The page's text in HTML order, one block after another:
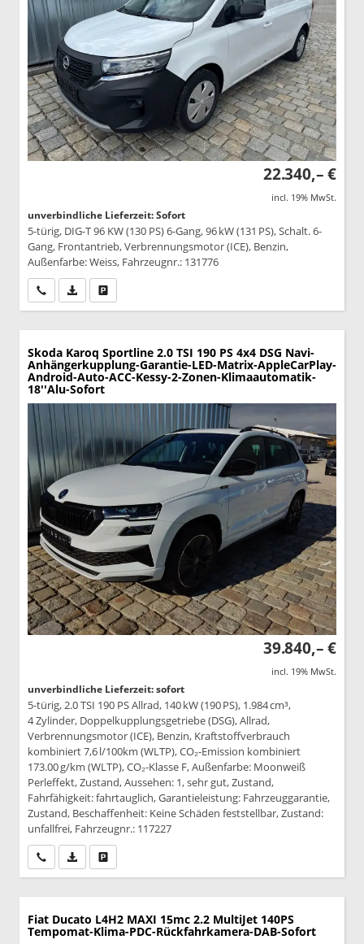
22.340,– €
incl. 19% MwSt.
unverbindliche Lieferzeit: Sofort
5-türig, DIG-T 96 KW (130 PS) 6-Gang, 96 kW (131 PS), Schalt. 6-
Gang, Frontantrieb, Verbrennungsmotor (ICE), Benzin,
Außenfarbe: Weiss, Fahrzeugnr.: 131776
Wir rufen Sie anPDF-Datei, Fahrzeugexposé drucken
Skoda Karoq Sportline 2.0 TSI 190 PS 4x4 DSG Navi-
Anhängerkupplung-Garantie-LED-Matrix-AppleCarPlay-
Android-Auto-ACC-Kessy-2-Zonen-Klimaautomatik-
18''Alu-Sofort
39.840,– €
incl. 19% MwSt.
unverbindliche Lieferzeit: sofort
5-türig, 2.0 TSI 190 PS Allrad, 140 kW (190 PS), 1.984 cm³,
4 Zylinder, Doppelkupplungsgetriebe (DSG), Allrad,
Verbrennungsmotor (ICE), Benzin, Kraftstoffverbrauch
kombiniert 7,6 l/100km (WLTP), CO₂-Emission kombiniert
173.00 g/km (WLTP), CO₂-Klasse F, Außenfarbe: Moonweiß
Perleffekt, Zustand, Aussehen: 1, sehr gut, Zustand,
Fahrfähigkeit: fahrtauglich, Garantieleistung: Fahrzeuggarantie,
Zustand, Beschaffenheit: Keine Schäden feststellbar, Zustand:
unfallfrei, Fahrzeugnr.: 117227
Wir rufen Sie anPDF-Datei, Fahrzeugexposé drucken
Fiat Ducato L4H2 MAXI 15mc 2.2 MultiJet 140PS
Tempomat-Klima-PDC-Rückfahrkamera-DAB-Sofort